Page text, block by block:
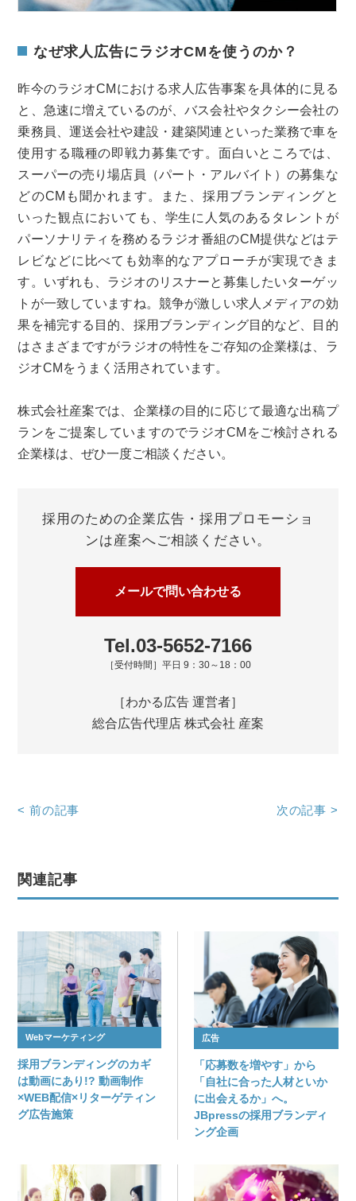
なぜ求人広告にラジオCMを使うのか？
昨今のラジオCMにおける求人広告事案を具体的に見る
と、急速に増えているのが、バス会社やタクシー会社の
乗務員、運送会社や建設・建築関連といった業務で車を
使用する職種の即戦力募集です。面白いところでは、
スーパーの売り場店員（パート・アルバイト）の募集な
どのCMも聞かれます。また、採用ブランディングと
いった観点においても、学生に人気のあるタレントが
パーソナリティを務めるラジオ番組のCM提供などはテ
レビなどに比べても効率的なアプローチが実現できま
す。いずれも、ラジオのリスナーと募集したいターゲッ
トが一致していますね。競争が激しい求人メディアの効
果を補完する目的、採用ブランディング目的など、目的
はさまざまですがラジオの特性をご存知の企業様は、ラ
ジオCMをうまく活用されています。
株式会社産案では、企業様の目的に応じて最適な出稿プ
ランをご提案していますのでラジオCMをご検討される
企業様は、ぜひ一度ご相談ください。
採用のための企業広告・採用プロモーショ
ンは産案へご相談ください。
メールで問い合わせる
Tel.03-5652-7166
［受付時間］平日 9：30～18：00
［わかる広告 運営者］
総合広告代理店 株式会社 産案
< 前の記事 次の記事 >
関連記事
Webマーケティング
採用ブランディングのカギ
は動画にあり!? 動画制作
×WEB配信×リターゲティン
グ広告施策
広告
「応募数を増やす」から
「自社に合った人材といか
に出会えるか」へ。
JBpressの採用ブランディ
ング企画